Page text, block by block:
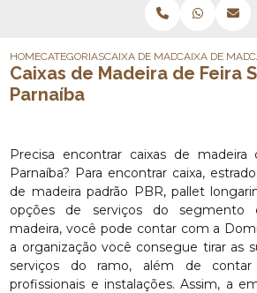
HOMECATEGORIASCAIXA DE MADEIRACAIXA DE
Caixas de Madeira de Feira
Parnaíba
Precisa encontrar caixas de
Parnaíba? Para encontrar caixa,
de madeira padrão PBR, pallet
opções de serviços do segmento
madeira, você pode contar com a
a organização você consegue tirar as
serviços do ramo, além de
profissionais e instalações. Assim, a